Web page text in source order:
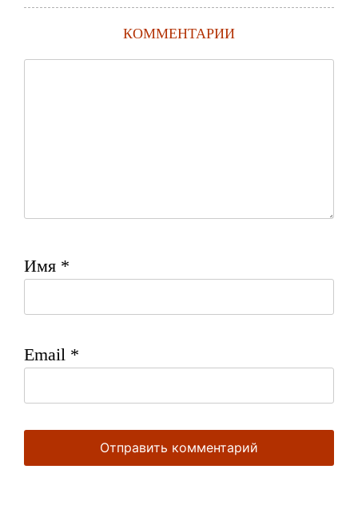
КОММЕНТАРИИ
Имя *
Email *